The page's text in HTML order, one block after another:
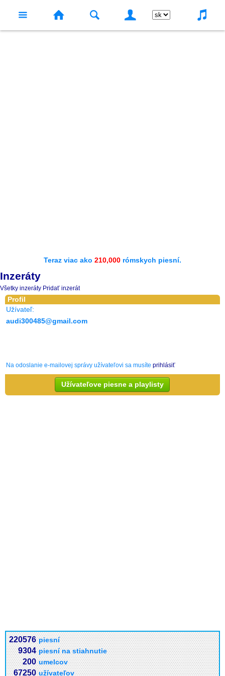
Teraz viac ako 210,000 rómskych piesní.
Inzeráty
Všetky inzeráty Pridať inzerát
Profil
Užívateľ:
audi300485@gmail.com
Na odoslanie e-mailovej správy užívateľovi sa musíte prihlásiť
Užívateľove piesne a playlisty
220576 piesní
9304 piesní na stiahnutie
200 umelcov
67250 užívateľov